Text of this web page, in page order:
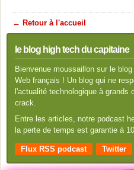
← Retour à l'accueil
le blog high tech du capitaine
Bienvenue moussaillon sur le
Web français ! Un blog qui ne
l'actualité technologique à grands
crack.
Entre les articles, notre podcast
la perte de temps est garantie à
Flux RSS podcast Twitter